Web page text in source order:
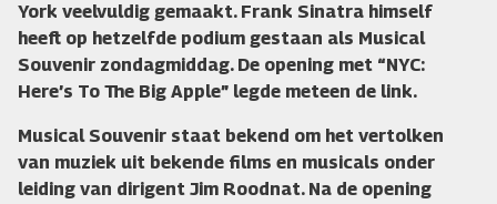
York veelvuldig gemaakt. Frank Sinatra himself
heeft op hetzelfde podium gestaan als Musical
Souvenir zondagmiddag. De opening met “NYC:
Here’s To The Big Apple” legde meteen de link.
Musical Souvenir staat bekend om het vertolken
van muziek uit bekende films en musicals onder
leiding van dirigent Jim Roodnat. Na de opening